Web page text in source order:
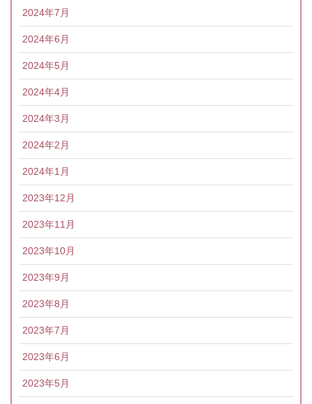
2024年7月
2024年6月
2024年5月
2024年4月
2024年3月
2024年2月
2024年1月
2023年12月
2023年11月
2023年10月
2023年9月
2023年8月
2023年7月
2023年6月
2023年5月